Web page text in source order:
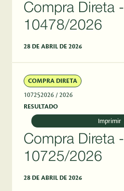
Compra Direta -
10478/2026
28 DE ABRIL DE 2026
COMPRA DIRETA
107252026 / 2026
RESULTADO
Imprimir
Compra Direta -
10725/2026
28 DE ABRIL DE 2026